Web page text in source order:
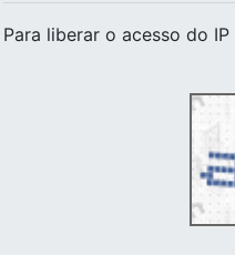
Para liberar o acesso do IP